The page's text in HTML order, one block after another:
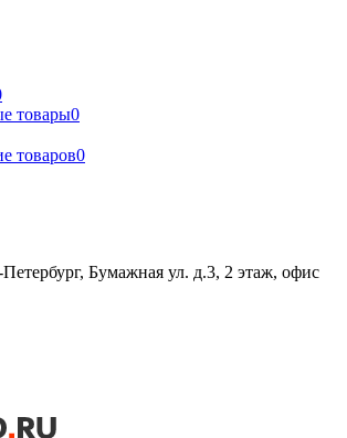
товары0
товаров0
Бумажная ул. д.3, 2 этаж, офис